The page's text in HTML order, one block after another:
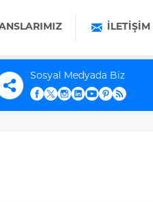
İLETIŞIM
Sosyal Medyada Biz